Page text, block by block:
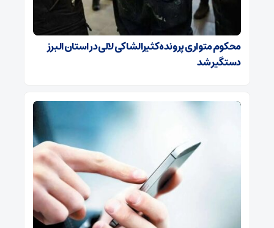
محکوم متواری پرونده کثیرالشاکی لالی در استان البرز
دستگیر شد